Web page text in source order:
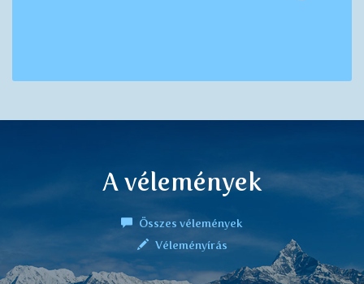
A vélemények
Összes vélemények
Véleményírás